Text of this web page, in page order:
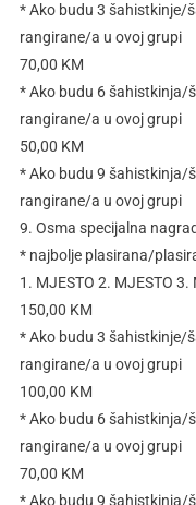
* Ako budu 3 šahistkinje/
rangirane/a u ovoj grupi
70,00 KM
* Ako budu 6 šahistkinja/
rangirane/a u ovoj grupi
50,00 KM
* Ako budu 9 šahistkinja/
rangirane/a u ovoj grupi
9. Osma specijalna
* najbolje plasirana/
1. MJESTO 2. MJESTO 3.
150,00 KM
* Ako budu 3 šahistkinje/
rangirane/a u ovoj grupi
100,00 KM
* Ako budu 6 šahistkinja/
rangirane/a u ovoj grupi
70,00 KM
* Ako budu 9 šahistkinja/